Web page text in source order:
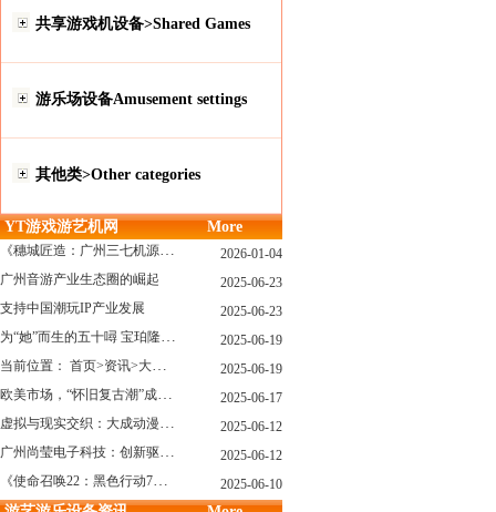
共享游戏机设备>Shared Games
游乐场设备Amusement settings
其他类>Other categories
YT游戏游艺机网
More
《穗城匠造：广州三七机源头的工厂店密码》
2026-01-04
广州音游产业生态圈的崛起
2025-06-23
支持中国潮玩IP产业发展
2025-06-23
为“她”而生的五十噚 宝珀隆重推出全新五十噚女士潜水腕表 2025-06-19
当前位置： 首页>资讯>大型游戏展览和新游戏厅6月大温揭幕 大型游戏展览和新游戏厅6月大温揭幕 2025-06-19
欧美市场，“怀旧复古潮”成今年爆火！ 2025-06-17
虚拟与现实交织：大成动漫如何用"数字工匠精神"重塑游艺产业价值生态 2025-06-12
广州尚莹电子科技：创新驱动，引领游艺产业智能化新浪潮 2025-06-12
《使命召唤22：黑色行动7》战役模式传闻引不满:玩家将扮演无名士兵 2025-06-10